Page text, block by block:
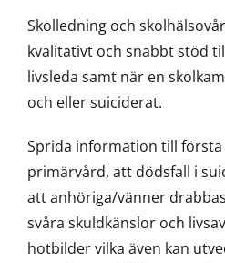
Skolledning och
kvalitativt och snabbt stöd
livsleda samt när en
och eller suiciderat.
Sprida information till
primärvård, att dödsfall i
att anhöriga/vänner
svåra skuldkänslor och
hotbilder vilka även kan